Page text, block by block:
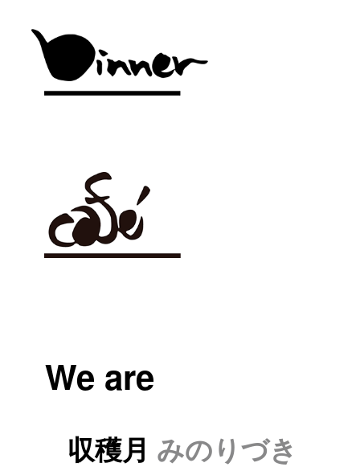
We are
収穫月 みのりづき